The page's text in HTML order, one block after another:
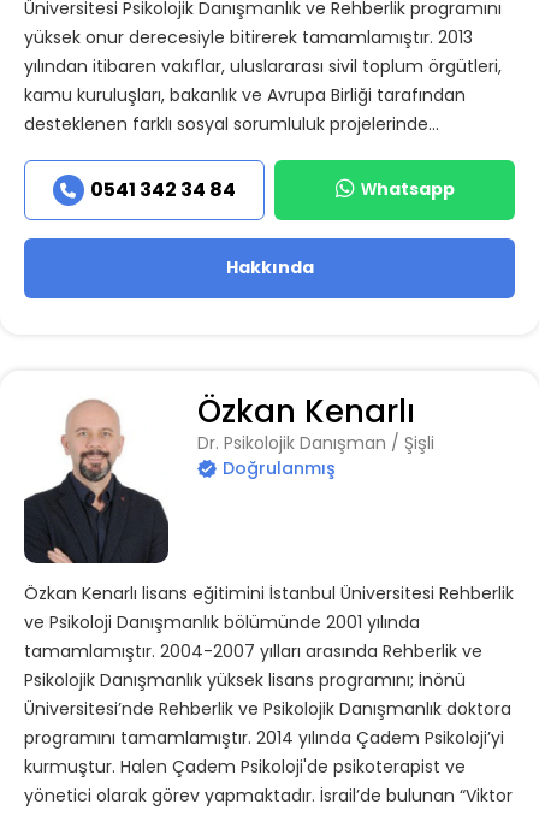
Üniversitesi Psikolojik Danışmanlık ve Rehberlik programını
yüksek onur derecesiyle bitirerek tamamlamıştır. 2013
yılından itibaren vakıflar, uluslararası sivil toplum örgütleri,
kamu kuruluşları, bakanlık ve Avrupa Birliği tarafından
desteklenen farklı sosyal sorumluluk projelerinde...
0541 342 34 84 Whatsapp
Hakkında
Özkan Kenarlı
Dr. Psikolojik Danışman / Şişli
Doğrulanmış
Özkan Kenarlı lisans eğitimini İstanbul Üniversitesi Rehberlik
ve Psikoloji Danışmanlık bölümünde 2001 yılında
tamamlamıştır. 2004-2007 yılları arasında Rehberlik ve
Psikolojik Danışmanlık yüksek lisans programını; İnönü
Üniversitesi’nde Rehberlik ve Psikolojik Danışmanlık doktora
programını tamamlamıştır. 2014 yılında Çadem Psikoloji’yi
kurmuştur. Halen Çadem Psikoloji'de psikoterapist ve
yönetici olarak görev yapmaktadır. İsrail’de bulunan “Viktor